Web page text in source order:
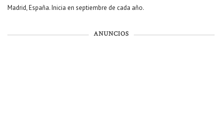
Madrid, España. Inicia en septiembre de cada año.
ANUNCIOS